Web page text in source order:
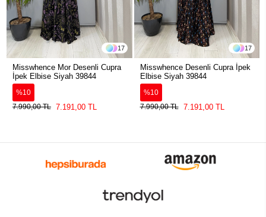
17
Misswhence Mor Desenli Cupra
İpek Elbise Siyah 39844
%10
7.990,00 TL 7.191,00 TL
17
Misswhence Desenli Cupra İpek
Elbise Siyah 39844
%10
7.990,00 TL
7.191,00 TL